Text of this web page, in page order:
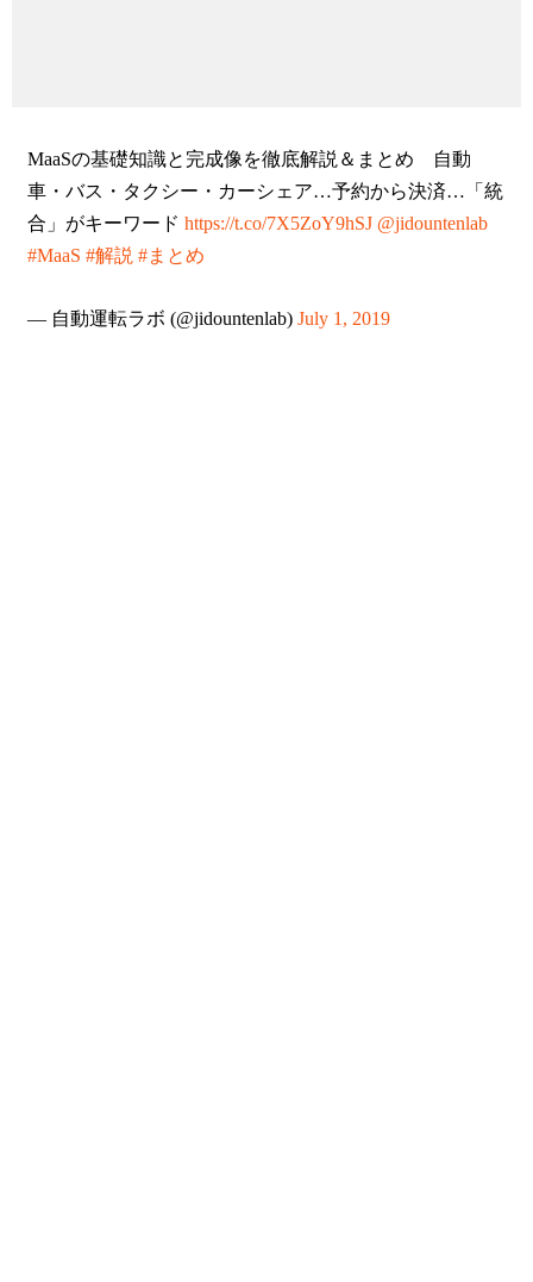
MaaSの基礎知識と完成像を徹底解説＆まとめ 自動
車・バス・タクシー・カーシェア…予約から決済…「統
合」がキーワード https://t.co/7X5ZoY9hSJ @jidountenlab
#MaaS #解説 #まとめ
— 自動運転ラボ (@jidountenlab) July 1, 2019